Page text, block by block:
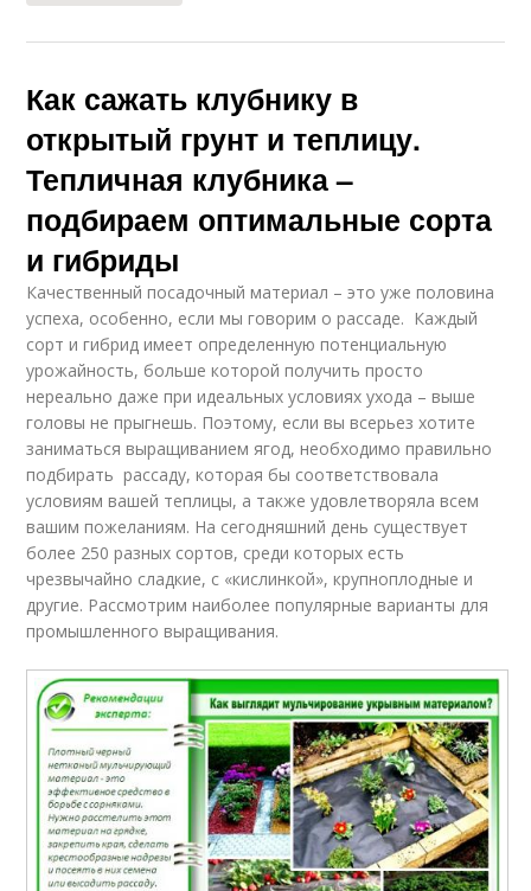
Как сажать клубнику в
открытый грунт и теплицу.
Тепличная клубника –
подбираем оптимальные сорта
и гибриды
Качественный посадочный материал – это уже половина
успеха, особенно, если мы говорим о рассаде. Каждый
сорт и гибрид имеет определенную потенциальную
урожайность, больше которой получить просто
нереально даже при идеальных условиях ухода – выше
головы не прыгнешь. Поэтому, если вы всерьез хотите
заниматься выращиванием ягод, необходимо правильно
подбирать рассаду, которая бы соответствовала
условиям вашей теплицы, а также удовлетворяла всем
вашим пожеланиям. На сегодняшний день существует
более 250 разных сортов, среди которых есть
чрезвычайно сладкие, с «кислинкой», крупноплодные и
другие. Рассмотрим наиболее популярные варианты для
промышленного выращивания.